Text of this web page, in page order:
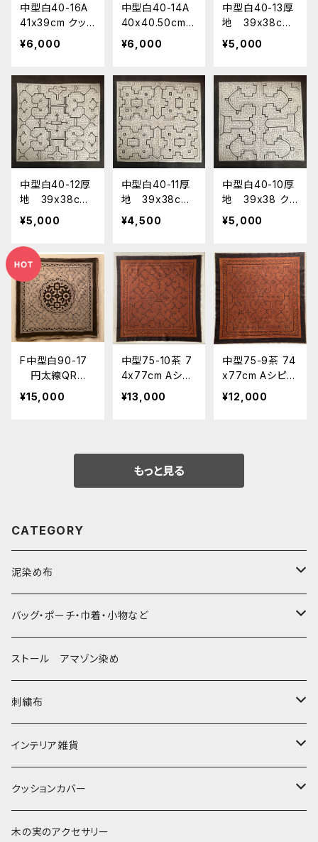
中型白40-16A
41x39cm クッ
ション シピボ
族の泥染め A
藝布
¥6,000
中型白40-14A
40x40.50cm
シピボ族の泥染
め AAA クッシ
¥6,000
中型白40-13厚
地 39x38cm
クッション アマ
ゾン・シピボ族の
¥5,000
中型白40-12厚
地 39x38cm
クッション アマ
ゾン シピボ族
の泥染め 厚生
地
¥5,000
中型白40-11厚
地 39x38cm
クッションサイ
ズ アマゾン・シ
厚生地
¥4,500
中型白40-10厚
地 39x38 クッ
ション アマゾ
ン・シピボ族の泥
¥5,000
F中型白90-17
円太線QR
シピボ族の泥染
め布 90x86
¥15,000
中型75-10茶 7
4x77cm Aシピ
ボ族の泥染め
草木染め フリ
マゾンの先住民
族 タペストリ
¥13,000
中型75-9茶 74
x77cm Aシピボ
族の泥染め 草
木染め フリー
¥12,000
もっと見る
CATEGORY
泥染め布
大判布150-特大250cm ベッドカバー
〜155cm
〜180cm
中型布 30-90cm
80-90-
-70-
小型布 コースター・カフェマット・ポットマット
小型マット（正方形）
小型マット（長方形）
細長布 ロング テーブルランナー
バッグ・ポーチ・巾着・小物など
バッグ
草木染めと泥染め
帆布の泥染め
ポシェット・ポーチ・巾着
ポシェット・ショルダー
ポーチ・丸ポーチ・クラッチバッグ
パッチワーク
その他
ブックカバー
ストール アマゾン染め
刺繍布
大判刺繍腰巻
大判泥染め刺繍
小型・中型刺繍雑貨
インテリア雑貨
額装・木枠・パネル
テーブルコーディネート
クッションカバー
小さめ 35cmより
木の実のアクセサリー